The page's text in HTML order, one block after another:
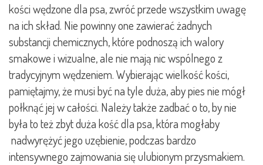
kości wędzone dla psa, zwróć przede wszystkim uwagę
na ich skład. Nie powinny one zawierać żadnych
substancji chemicznych, które podnoszą ich walory
smakowe i wizualne, ale nie mają nic wspólnego z
tradycyjnym wędzeniem. Wybierając wielkość kości,
pamiętajmy, że musi być na tyle duża, aby pies nie mógł
połknąć jej w całości. Należy także zadbać o to, by nie
była to też zbyt duża kość dla psa, która mogłaby
nadwyrężyć jego uzębienie, podczas bardzo
intensywnego zajmowania się ulubionym przysmakiem.